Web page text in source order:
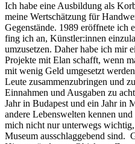
Ich habe eine Ausbildung als
meine Wertschätzung für
Gegenstände. 1989 eröffnete ich
fing ich an, Künstler:innen
umzusetzen. Daher habe ich mir
Projekte mit Elan schafft, wenn
mit wenig Geld umgesetzt
Leute zusammenzubringen und
Einnahmen und Ausgaben zu
Jahr in Budapest und ein Jahr in
andere Lebenswelten kennen
mich nicht nur unterwegs
Museum ausschlaggebend sind.